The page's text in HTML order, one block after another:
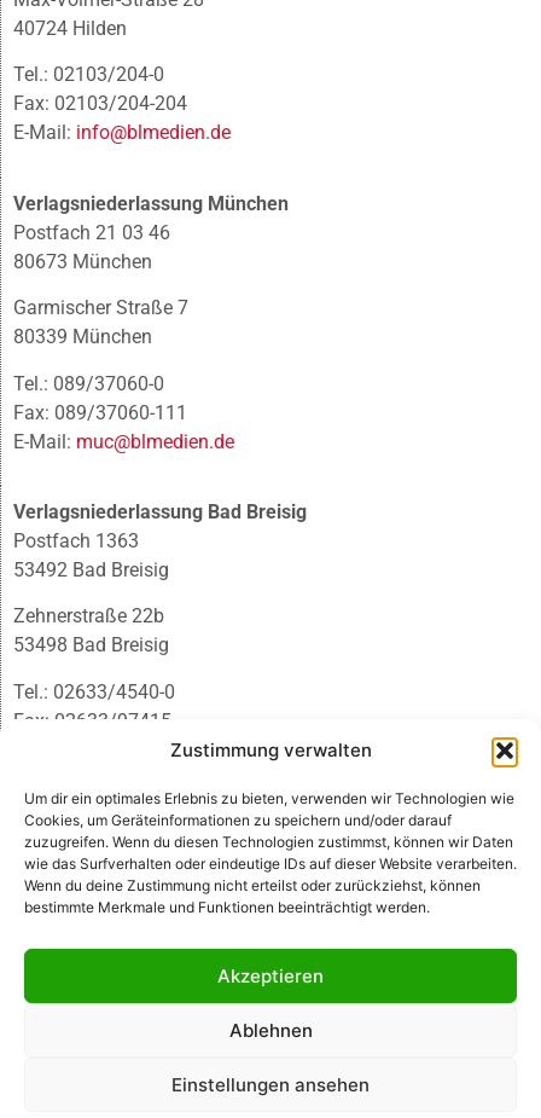
Zustimmung verwalten
Um dir ein optimales Erlebnis zu bieten, verwenden wir Technologien wie
Cookies, um Geräteinformationen zu speichern und/oder darauf
zuzugreifen. Wenn du diesen Technologien zustimmst, können wir Daten
wie das Surfverhalten oder eindeutige IDs auf dieser Website verarbeiten.
Wenn du deine Zustimmung nicht erteilst oder zurückziehst, können
bestimmte Merkmale und Funktionen beeinträchtigt werden.
Akzeptieren
Ablehnen
Einstellungen ansehen
40724 Hilden
Tel.: 02103/204-0
Fax: 02103/204-204
E-Mail: info@blmedien.de
Verlagsniederlassung München
Postfach 21 03 46
80673 München
Garmischer Straße 7
80339 München
Tel.: 089/37060-0
Fax: 089/37060-111
E-Mail: muc@blmedien.de
Verlagsniederlassung Bad Breisig
Postfach 1363
53492 Bad Breisig
Zehnerstraße 22b
53498 Bad Breisig
Tel.: 02633/4540-0
Fax: 02633/97415
infobb@blmedien.de